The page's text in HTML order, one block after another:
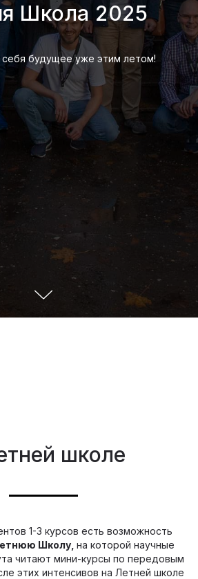
Школа 2025
будущее уже этим летом!
школе
1-3 курсов есть возможность
Школу, на которой научные
читают мини-курсы по передовым
этих интенсивов на Летней школе